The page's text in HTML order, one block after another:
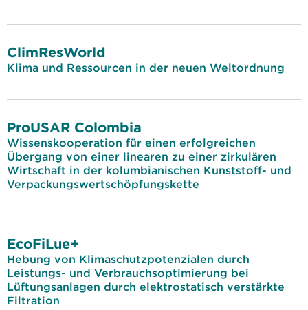
ClimResWorld
Klima und Ressourcen in der neuen Weltordnung
ProUSAR Colombia
Wissenskooperation für einen erfolgreichen
Übergang von einer linearen zu einer zirkulären
Wirtschaft in der kolumbianischen Kunststoff- und
Verpackungswertschöpfungskette
EcoFiLue+
Hebung von Klimaschutzpotenzialen durch
Leistungs- und Verbrauchsoptimierung bei
Lüftungsanlagen durch elektrostatisch verstärkte
Filtration